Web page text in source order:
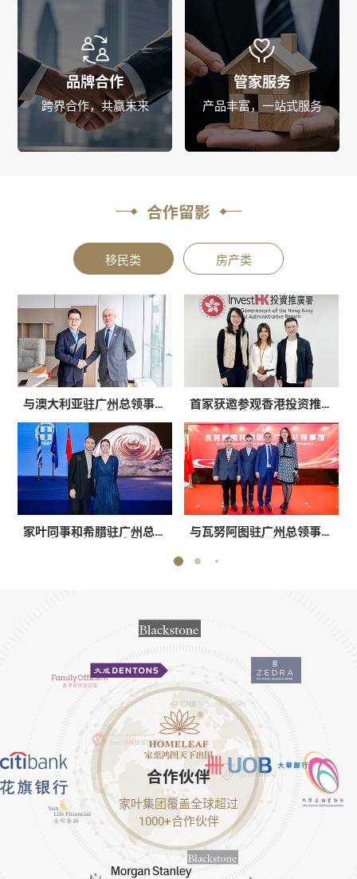
品牌合作
跨界合作，共赢未来
管家服务
产品丰富，一站式服务
合作留影
移民类 房产类
与澳大利亚驻广州总领事康
家叶同事和希腊驻广州总领
首家获邀参观香港投资推广
与瓦努阿图驻广州总领事馆
家叶高层与永明金融集团副
家叶高层和TIM基金合照
家叶高层与澳大利亚
合影留念
与澳大利亚知名开放商
合作伙伴
家叶集团覆盖全球超过
1000+合作伙伴